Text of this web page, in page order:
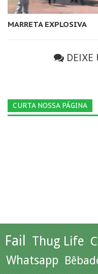
MARRETA EXPLOSIVA
DEIXE
CURTA NOSSA PÁGINA
Fail Thug Life
Whatsapp